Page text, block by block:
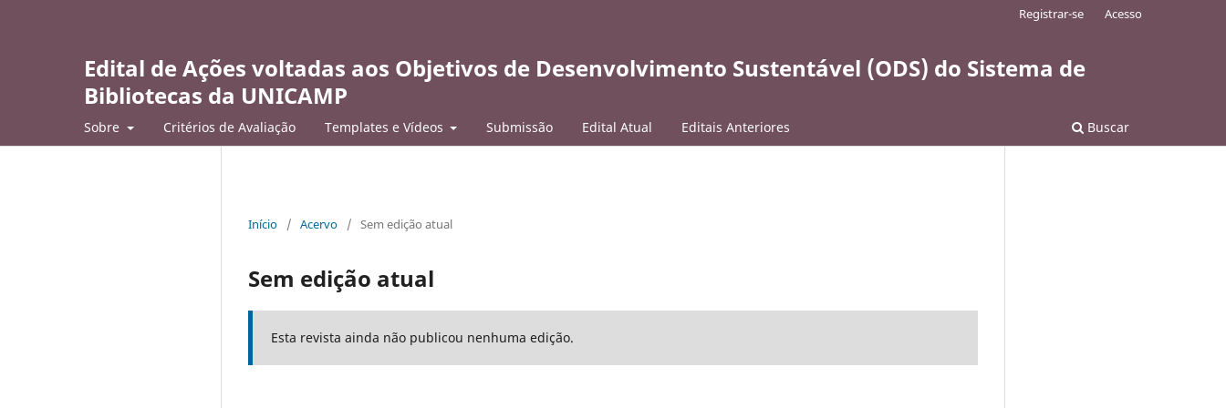
Edital de Ações voltadas aos Objetivos de Desenvolvimento Sustentável (ODS) do Sistema de
Bibliotecas da UNICAMP
Sobre Critérios de Avaliação Templates e Vídeos Submissão Edital Atual Editais Anteriores Buscar
Registrar-se Acesso
Início / Acervo / Sem edição atual
Sem edição atual
Esta revista ainda não publicou nenhuma edição.